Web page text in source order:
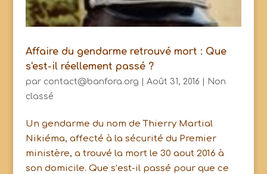
Affaire du gendarme retrouvé mort : Que
s'est-il réellement passé ?
par contact@banfora.org Août 31, 2016
Non
classé
Un gendarme du nom de Thierry Martial
Nikiéma, affecté à la sécurité du Premier
ministère, a trouvé la mort le 30 aout 2016 à
son domicile. Que s’est-il passé pour que ce